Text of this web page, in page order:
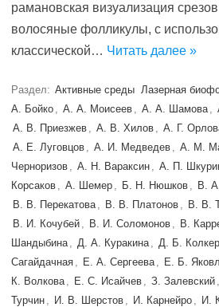
рамановская визуализация
волосяные фолликулы, с
классической… Читать далее »
Раздел: Активные среды Лазерная
А. Бойко , А. А. Моисеев , А. А. Шамова ,
А. В. Приезжев , А. В. Хилов , А. Г.
А. Е. Луговцов , А. И. Медведев , А. М.
Черноризов , А. Н. Вараксин , А. П.
Корсаков , А. Шемер , Б. Н. Нюшков , В.
В. В. Перекатова , В. В. Платонов , В. В.
В. И. Кочубей , В. И. Соломонов , В.
Шандыбина , Д. А. Куракина , Д. Б. Колкер
Сагайдачная , Е. А. Сергеева , Е. Б.
К. Волкова , Е. С. Исайчев , З. Залевский ,
Турчин , И. В. Шерстов , И. Карнейро , И.